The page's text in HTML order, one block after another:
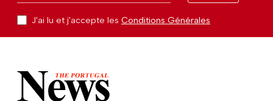
J'ai lu et j'accepte les Conditions Générales